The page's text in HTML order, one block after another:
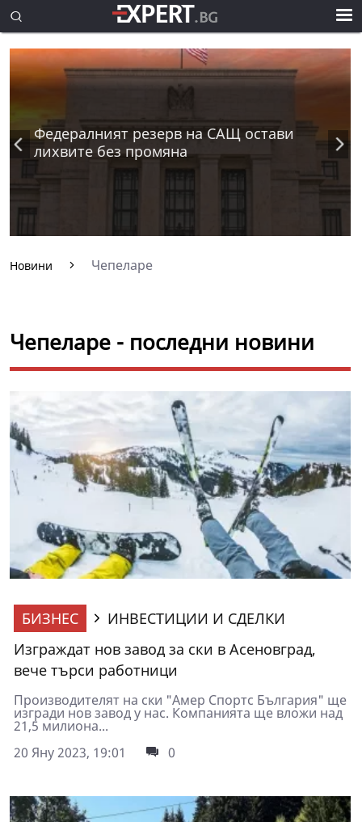
Федералният резерв на САЩ остави
лихвите без промяна
Новини Чепеларе
Чепеларе - последни новини
БИЗНЕС
ИНВЕСТИЦИИ И СДЕЛКИ
Изграждат нов завод за ски в Асеновград,
вече търси работници
Производителят на ски "Амер Спортс България" ще
изгради нов завод у нас. Компанията ще вложи над
21,5 милиона...
20 Яну 2023, 19:01
0